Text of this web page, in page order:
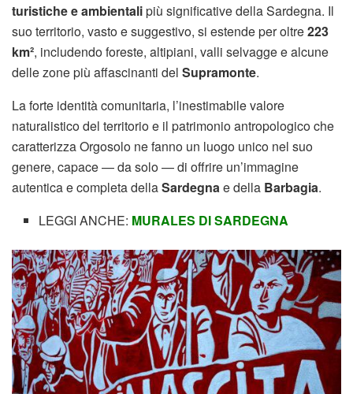
turistiche e ambientalipiù significative della Sardegna. Il
suo territorio, vasto e suggestivo, si estende per oltre223
km², includendo foreste, altipiani, valli selvagge e alcune
delle zone più affascinanti del Supramonte.
La forte identità comunitaria, l’inestimabile valore
naturalistico del territorio e il patrimonio antropologico che
caratterizza Orgosolo ne fanno un luogo unico nel suo
genere, capace — da solo — di offrire un’immagine
autentica e completa dellaSardegnae della Barbagia.
LEGGI ANCHE: MURALES DI SARDEGNA